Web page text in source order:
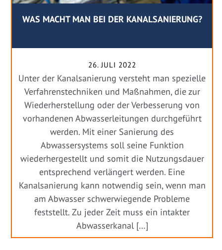
WAS MACHT MAN BEI DER KANALSANIERUNG?
26. JULI 2022
Unter der Kanalsanierung versteht man spezielle
Verfahrenstechniken und Maßnahmen, die zur
Wiederherstellung oder der Verbesserung von
vorhandenen Abwasserleitungen durchgeführt
werden. Mit einer Sanierung des
Abwassersystems soll seine Funktion
wiederhergestellt und somit die Nutzungsdauer
entsprechend verlängert werden. Eine
Kanalsanierung kann notwendig sein, wenn man
am Abwasser schwerwiegende Probleme
feststellt. Zu jeder Zeit muss ein intakter
Abwasserkanal […]